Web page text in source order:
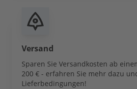
Versand
Sparen Sie Versandkosten ab
200 € - erfahren Sie mehr dazu
Lieferbedingungen!